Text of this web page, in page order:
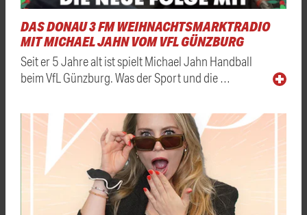
DAS DONAU 3 FM WEIHNACHTSMARKTRADIO
MIT MICHAEL JAHN VOM VFL GÜNZBURG
Seit er 5 Jahre alt ist spielt Michael Jahn Handball
beim VfL Günzburg. Was der Sport und die …